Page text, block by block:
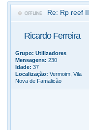
Re: Rp reef II
Ricardo Ferreira
Grupo: Utilizadores
Mensagens: 230
Idade: 37
Localização: Vermoim, Vila
Nova de Famalicão